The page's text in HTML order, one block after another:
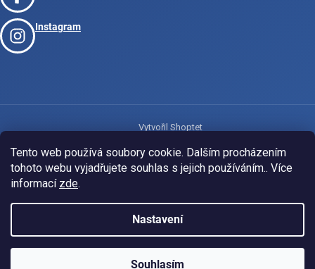
Tento web používá soubory cookie. Dalším procházením
tohoto webu vyjadřujete souhlas s jejich používáním.. Více
informací zde.
Nastavení
Souhlasím
Instagram
Vytvořil Shoptet
Copyright 2026www.josport.cz. Všechna práva vyhrazena.